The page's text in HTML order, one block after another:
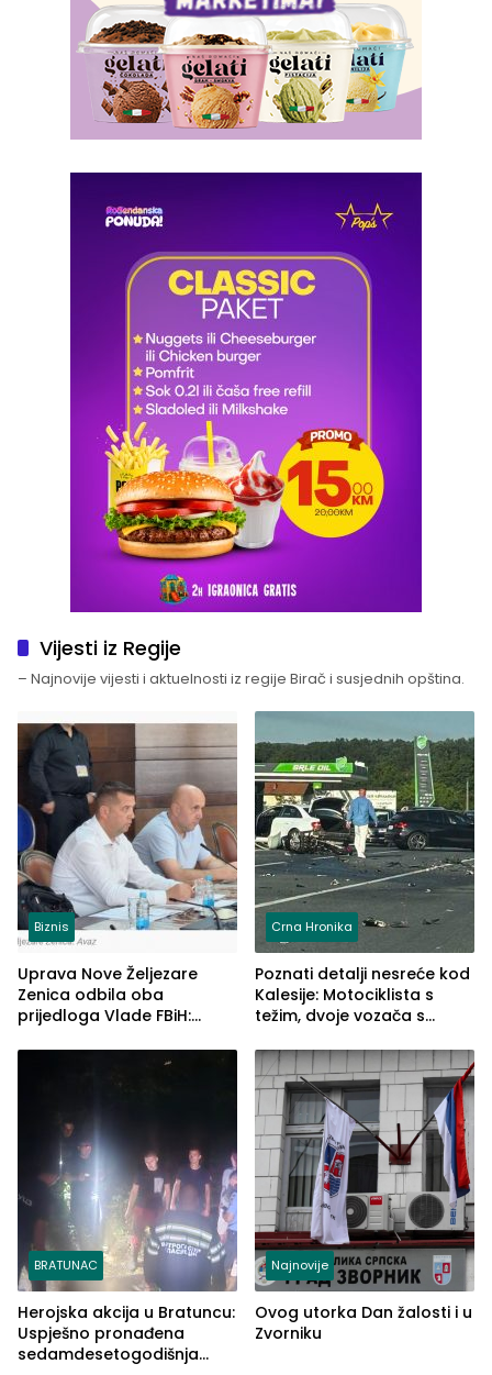
Vijesti iz Regije
– Najnovije vijesti i aktuelnosti iz regije Birač i susjednih opština.
Biznis
Uprava Nove Željezare
Zenica odbila oba
prijedloga Vlade FBiH:
rješenje
Crna Hronika
Poznati detalji nesreće kod
Kalesije: Motociklista s
težim, dvoje vozača s
BRATUNAC
Herojska akcija u Bratuncu:
Uspješno pronađena
sedamdesetogodišnja
Najnovije
Ovog utorka Dan žalosti i u
Zvorniku